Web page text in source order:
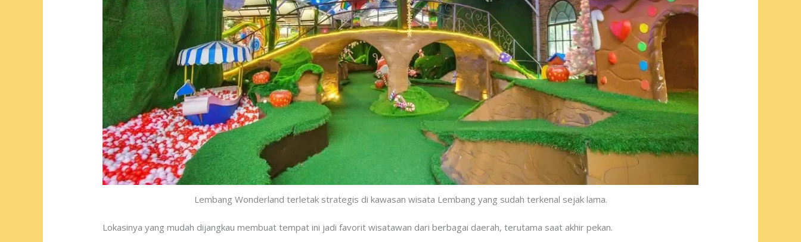
Lembang Wonderland terletak strategis di kawasan wisata Lembang yang sudah terkenal sejak lama.
Lokasinya yang mudah dijangkau membuat tempat ini jadi favorit wisatawan dari berbagai daerah, terutama saat akhir pekan.